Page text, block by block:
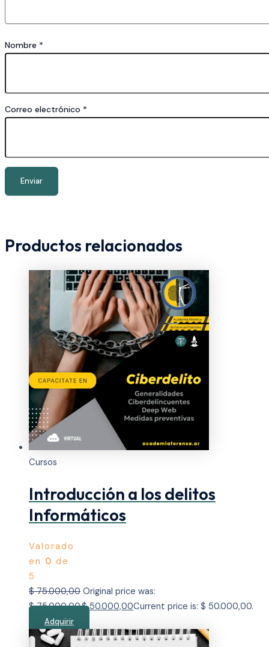
Nombre *
Correo electrónico *
Productos relacionados
Cursos
Introducción a los delitos
Informáticos
Valorado
en 0 de
5
$75.000,00 Original price was:
$ 75.000,00.$50.000,00Current price is: $ 50.000,00.
Adquirir